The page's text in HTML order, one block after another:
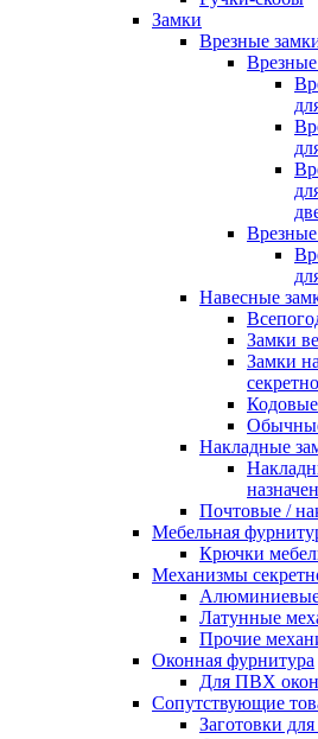
Замки
Врезные
Врезные
Навесные
Замки
Замки
Накладные
Почтовые /
Мебельная
Крючки
Механизмы
Алюминиевые
Латунные
Прочие
Оконная фурнитура
Для ПВХ окон
Сопутствующие
Заготовки